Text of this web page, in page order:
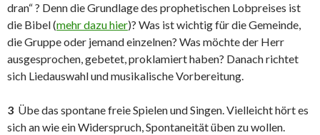
dran“ ? Denn die Grundlage des prophetischen Lobpreises ist
die Bibel (mehr dazu hier)? Was ist wichtig für die Gemeinde,
die Gruppe oder jemand einzelnen? Was möchte der Herr
ausgesprochen, gebetet, proklamiert haben? Danach richtet
sich Liedauswahl und musikalische Vorbereitung.
3 Übe das spontane freie Spielen und Singen. Vielleicht hört es
sich an wie ein Widerspruch, Spontaneität üben zu wollen.